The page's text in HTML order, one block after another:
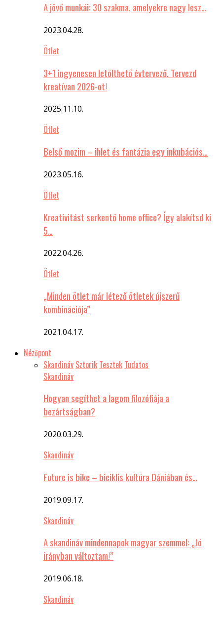
A jövő munkái: 30 szakma, amelyekre nagy lesz…
2023.04.28.
Ötlet
3+1 ingyenesen letölthető évtervező. Tervezd
kreatívan 2026-ot!
2025.11.10.
Ötlet
Belső mozim – ihlet és fantázia egy inkubációs…
2023.05.16.
Ötlet
Kreativitást serkentő home office? Így alakítsd ki
5…
2022.04.26.
Ötlet
„Minden ötlet már létező ötletek újszerű
kombinációja”
2021.04.17.
Nézőpont
Skandináv Sztorik Tesztek Tudatos
Skandináv
Hogyan segíthet a lagom filozófiája a
bezártságban?
2020.03.29.
Skandináv
Future is bike – biciklis kultúra Dániában és…
2019.09.17.
Skandináv
A skandináv mindennapok magyar szemmel: „Jó
irányban változtam!”
2019.06.18.
Skandináv